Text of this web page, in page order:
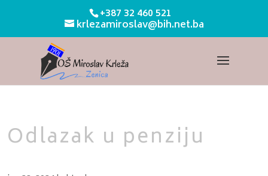
+387 32 460 521
krlezamiroslav@bih.net.ba
Odlazak u penziju